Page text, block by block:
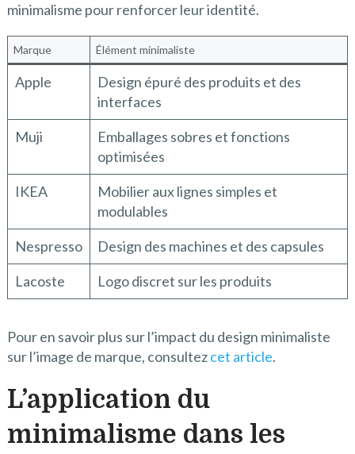
minimalisme pour renforcer leur identité.
Marque Élément minimaliste
Apple
Design épuré des produits et des
interfaces
Muji
Emballages sobres et fonctions
optimisées
IKEA
Mobilier aux lignes simples et
modulables
Nespresso
Design des machines et des capsules
Lacoste
Logo discret sur les produits
Pour en savoir plus sur l’impact du design minimaliste
sur l’image de marque, consultezcet article.
L’application du
minimalisme dans les